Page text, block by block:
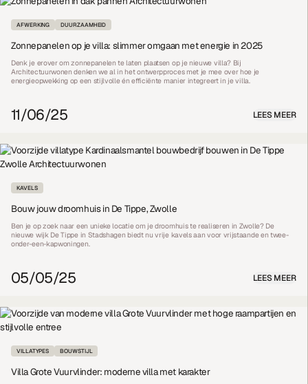
AFWERKING DUURZAAMHEID
Zonnepanelen op je villa: slimmer omgaan met energie in 2025
Denk je erover om zonnepanelen te laten plaatsen op je nieuwe villa? Bij
Architectuurwonen denken we al in het ontwerpproces met je mee over hoe je
energieopwekking op een stijlvolle én efficiënte manier integreert in je villa.
11/06/25 LEES MEER
KAVELS
Bouw jouw droomhuis in De Tippe, Zwolle
Ben je op zoek naar een unieke locatie om je droomhuis te realiseren in Zwolle? De
nieuwe wijk De Tippe in Stadshagen biedt nu vrije kavels aan voor vrijstaande en twee-
onder-een-kapwoningen.
05/05/25 LEES MEER
VILLATYPES BOUWSTIJL
Villa Grote Vuurvlinder: moderne villa met karakter